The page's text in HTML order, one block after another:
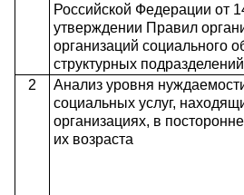
Российской Федерации от
утверждении Правил
организаций социального
структурных
2
Анализ уровня
социальных услуг,
организациях, в
их возраста